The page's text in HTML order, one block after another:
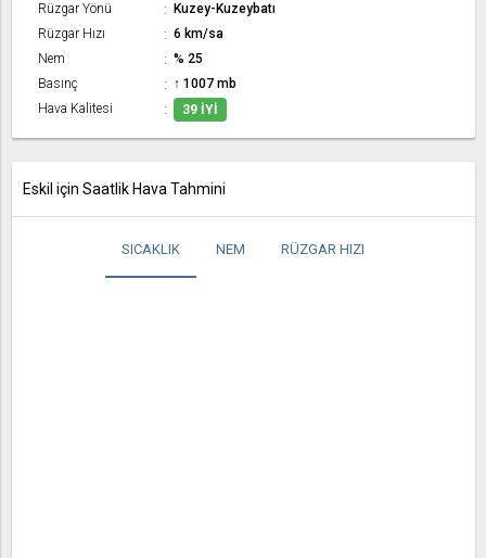
Rüzgar Yönü
Kuzey-Kuzeybatı
Rüzgar Hızı
6 km/sa
Nem
% 25
Basınç
↑ 1007 mb
Hava Kalitesi
39 İYI
Eskil için Saatlik Hava Tahmini
SICAKLIK NEM RÜZGAR HIZI